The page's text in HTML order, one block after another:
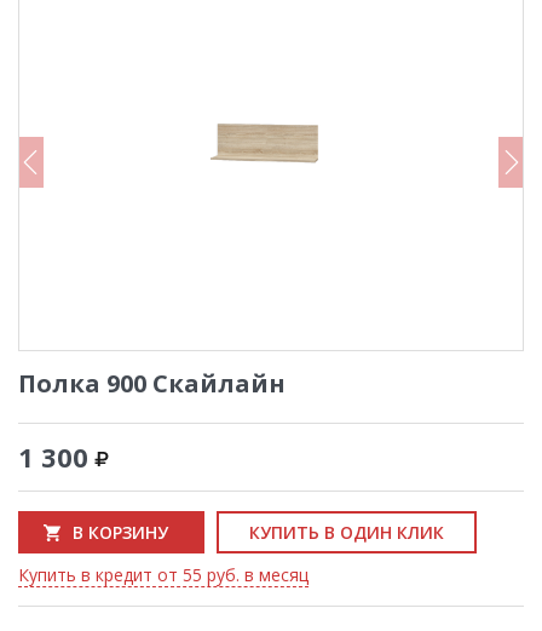
Полка 900 Скайлайн
1 300
В КОРЗИНУ
КУПИТЬ В ОДИН КЛИК
Купить в кредит от 55 руб. в месяц